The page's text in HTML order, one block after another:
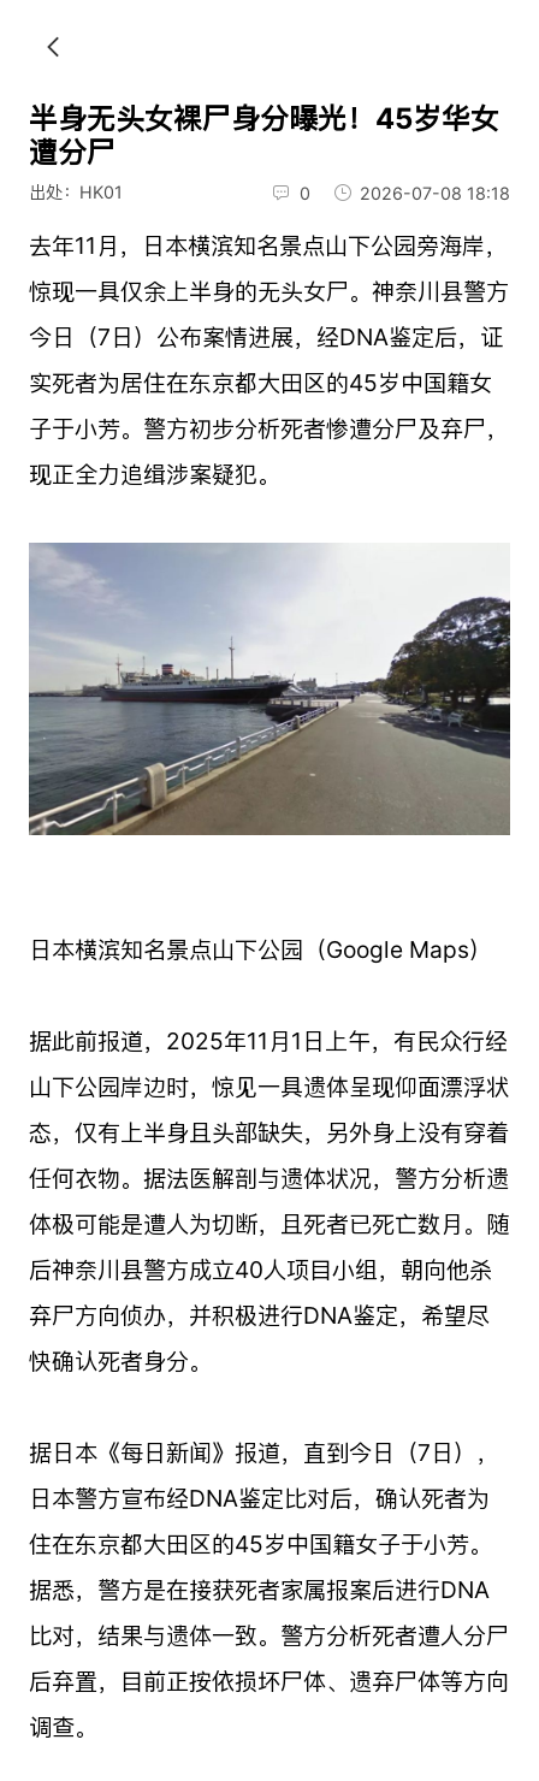
半身无头女裸尸身分曝光！45岁华女
遭分尸
出处：HK01 0 2026-07-08 18:18
去年11月，日本横滨知名景点山下公园旁海岸，
惊现一具仅余上半身的无头女尸。神奈川县警方
今日（7日）公布案情进展，经DNA鉴定后，证
实死者为居住在东京都大田区的45岁中国籍女
子于小芳。警方初步分析死者惨遭分尸及弃尸，
现正全力追缉涉案疑犯。
日本横滨知名景点山下公园（Google Maps）
据此前报道，2025年11月1日上午，有民众行经
山下公园岸边时，惊见一具遗体呈现仰面漂浮状
态，仅有上半身且头部缺失，另外身上没有穿着
任何衣物。据法医解剖与遗体状况，警方分析遗
体极可能是遭人为切断，且死者已死亡数月。随
后神奈川县警方成立40人项目小组，朝向他杀
弃尸方向侦办，并积极进行DNA鉴定，希望尽
快确认死者身分。
据日本《每日新闻》报道，直到今日（7日），
日本警方宣布经DNA鉴定比对后，确认死者为
住在东京都大田区的45岁中国籍女子于小芳。
据悉，警方是在接获死者家属报案后进行DNA
比对，结果与遗体一致。警方分析死者遭人分尸
后弃置，目前正按依损坏尸体、遗弃尸体等方向
调查。